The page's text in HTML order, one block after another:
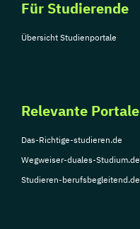
Für Studierende
Übersicht Studienportale
Relevante Portale
Das-Richtige-studieren.de
Wegweiser-duales-Studium.de
Studieren-berufsbegleitend.de